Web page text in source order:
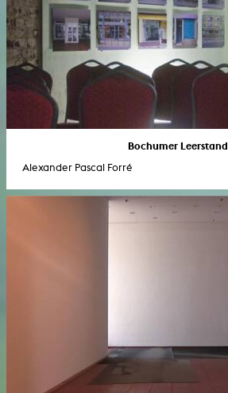
Bochumer Leerstand
Alexander Pascal Forré